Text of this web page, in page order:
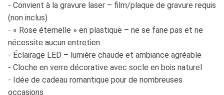
- Convient à la gravure laser – film/plaque de gravure requis
(non inclus)
- « Rose éternelle » en plastique – ne se fane pas et ne
nécessite aucun entretien
- Éclairage LED – lumière chaude et ambiance agréable
- Cloche en verre décorative avec socle en bois naturel
- Idée de cadeau romantique pour de nombreuses
occasions